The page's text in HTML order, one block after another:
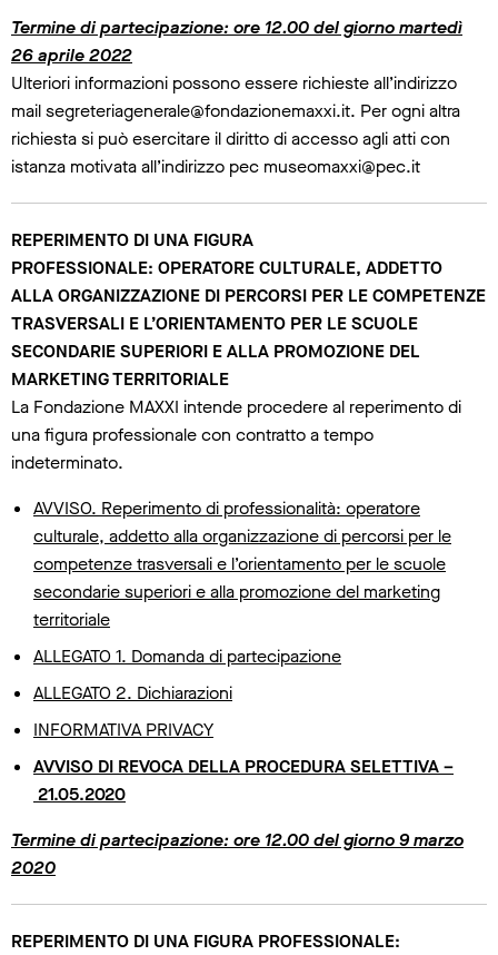
Termine di partecipazione: ore 12.00 del giorno martedì
26 aprile 2022
Ulteriori informazioni possono essere richieste all’indirizzo
mail segreteriagenerale@fondazionemaxxi.it. Per ogni altra
richiesta si può esercitare il diritto di accesso agli atti con
istanza motivata all’indirizzo pec museomaxxi@pec.it
REPERIMENTO DI UNA FIGURA
PROFESSIONALE: OPERATORE CULTURALE, ADDETTO
ALLA ORGANIZZAZIONE DI PERCORSI PER LE COMPETENZE
TRASVERSALI E L’ORIENTAMENTO PER LE SCUOLE
SECONDARIE SUPERIORI E ALLA PROMOZIONE DEL
MARKETING TERRITORIALE
La Fondazione MAXXI intende procedere al reperimento di
una figura professionale con contratto a tempo
indeterminato.
AVVISO. Reperimento di professionalità: operatore
culturale, addetto alla organizzazione di percorsi per le
competenze trasversali e l’orientamento per le scuole
secondarie superiori e alla promozione del marketing
territoriale
ALLEGATO 1. Domanda di partecipazione
ALLEGATO 2. Dichiarazioni
INFORMATIVA PRIVACY
AVVISO DI REVOCA DELLA PROCEDURA SELETTIVA –
21.05.2020
Termine di partecipazione: ore 12.00 del giorno 9 marzo
2020
REPERIMENTO DI UNA FIGURA PROFESSIONALE: